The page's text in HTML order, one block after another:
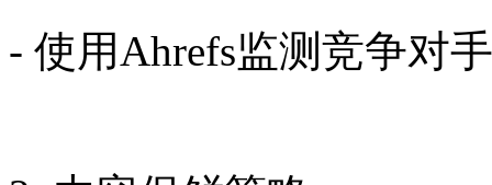
- 使用Ahrefs监测竞争对